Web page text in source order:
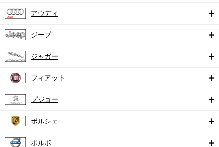
アウディ
ジープ
ジャガー
フィアット
プジョー
ポルシェ
ボルボ